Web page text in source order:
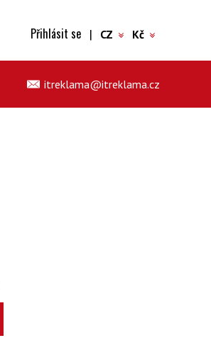
Přihlásit se | CZ Kč
itreklama@itreklama.cz